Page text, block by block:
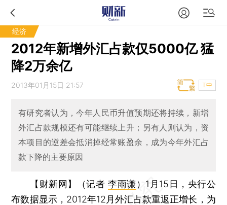
经济
2012年新增外汇占款仅5000亿 猛
降2万余亿
2013年01月15日 21:57 T中
有研究者认为，今年人民币升值预期还将持续，新增
外汇占款规模还有可能继续上升；另有人则认为，资
本项目的逆差会抵消掉经常账盈余，成为今年外汇占
款下降的主要原因
【财新网】（记者李雨谦） 1月15日，央行公
布数据显示，2012年12月外汇占款重返正增长，为